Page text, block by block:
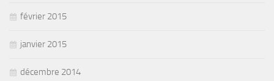
février 2015
janvier 2015
décembre 2014